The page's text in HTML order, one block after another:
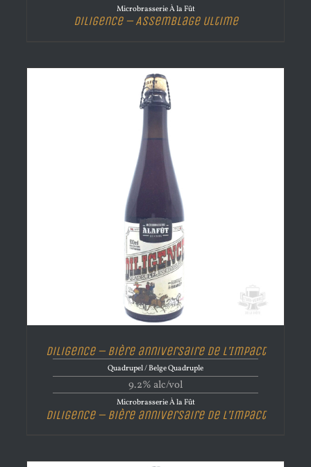
Microbrasserie À la Fût
Diligence – Assemblage ultime
Diligence – Bière anniversaire de l’Impact
Quadrupel / Belge Quadruple
9.2% alc/vol
Microbrasserie À la Fût
Diligence – Bière anniversaire de l’Impact